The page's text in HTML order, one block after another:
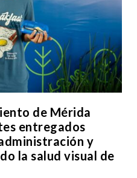
de Mérida
entregados
y
la salud visual de